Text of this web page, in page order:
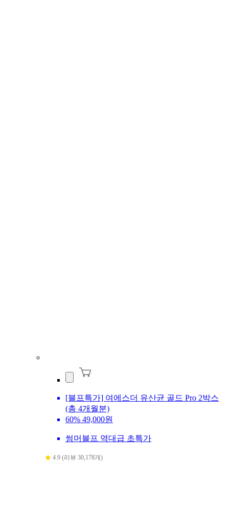
[블프특가] 여에스더 유산균 골드 Pro 2박스
(총 4개월분)
60% 49,000원
썸머블프 역대급 초특가
4.9 (리뷰 30,178개)